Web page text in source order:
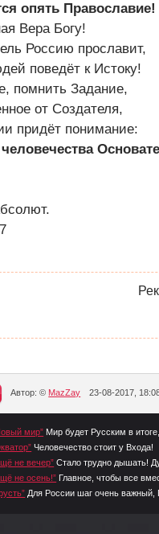
опять Православие!
Вера Богу!
Россию прославит,
поведёт к Истоку!
помнить Задание,
от Создателя,
придёт понимание:
Автор: © MazZay 23-08-2017,
мир” Мир будет Русским в
Человечество стоит у Входа!
не вечер” Стало трудно дышать!
не осень!” Главное, чтобы все
Для России шаг очень важный,